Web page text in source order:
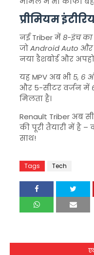
प्रीमियम
नई Triber में8-इंच का
जोAndroid Auto और
नया डैशबोर्ड और
यह MPV अब भी 5, 6
और 5-सीटर वर्जन में
मिलता है।
Renault Triber अब
की पूरी तैयारी में है
साथ!
Tags Tech